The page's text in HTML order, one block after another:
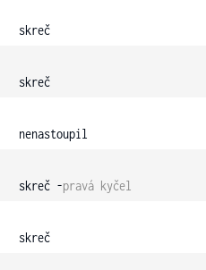
skreč
skreč
nenastoupil
skreč -pravá kyčel
skreč